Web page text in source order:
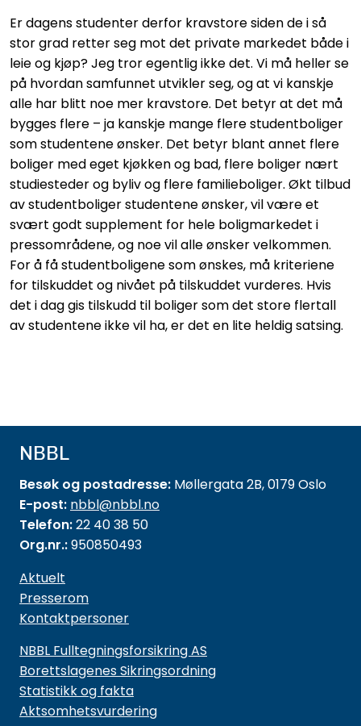
Er dagens studenter derfor kravstore siden de i så
stor grad retter seg mot det private markedet både i
leie og kjøp? Jeg tror egentlig ikke det. Vi må heller se
på hvordan samfunnet utvikler seg, og at vi kanskje
alle har blitt noe mer kravstore. Det betyr at det må
bygges flere – ja kanskje mange flere studentboliger
som studentene ønsker. Det betyr blant annet flere
boliger med eget kjøkken og bad, flere boliger nært
studiesteder og byliv og flere familieboliger. Økt tilbud
av studentboliger studentene ønsker, vil være et
svært godt supplement for hele boligmarkedet i
pressområdene, og noe vil alle ønsker velkommen.
For å få studentboligene som ønskes, må kriteriene
for tilskuddet og nivået på tilskuddet vurderes. Hvis
det i dag gis tilskudd til boliger som det store flertall
av studentene ikke vil ha, er det en lite heldig satsing.
NBBL
Besøk og postadresse: Møllergata 2B, 0179 Oslo
E-post: nbbl@nbbl.no
Telefon:22 40 38 50
Org.nr.:950850493
Aktuelt
Presserom
Kontaktpersoner
NBBL Fulltegningsforsikring AS
Borettslagenes Sikringsordning
Statistikk og fakta
Aktsomhetsvurdering